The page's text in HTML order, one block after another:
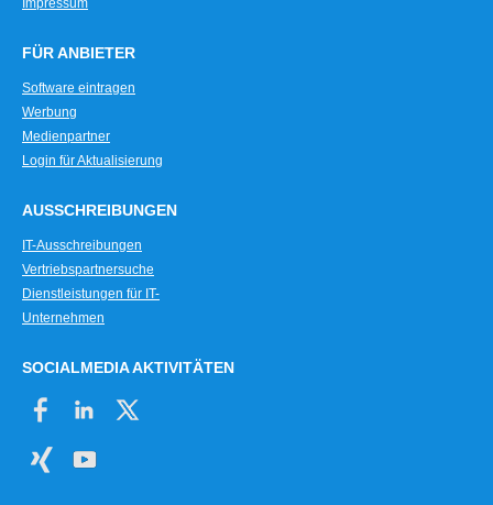
Impressum
FÜR ANBIETER
Software eintragen
Werbung
Medienpartner
Login für Aktualisierung
AUSSCHREIBUNGEN
IT-Ausschreibungen
Vertriebspartnersuche
Dienstleistungen für IT-
Unternehmen
SOCIALMEDIA AKTIVITÄTEN